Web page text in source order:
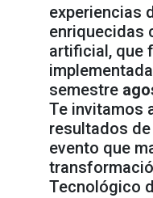
experiencias
enriquecidas
artificial, que
semestre
Te invitamos
resultados
evento que
Tecnológico